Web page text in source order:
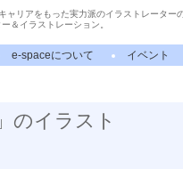
ャリアをもった実力派のイラストレーター
＆イラストレーション。
e-spaceについて イベント
のイラスト